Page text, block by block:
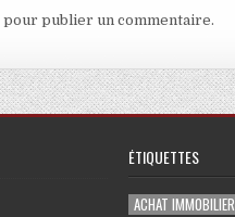
pour publier un commentaire.
ÉTIQUETTES
ACHAT IMMOBILIER